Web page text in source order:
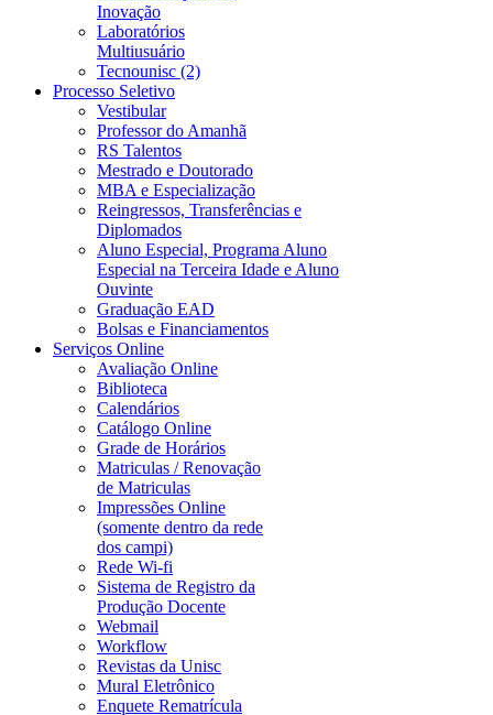
Inovação
Laboratórios
Multiusuário
Tecnounisc (2)
Processo Seletivo
Vestibular
Professor do Amanhã
RS Talentos
Mestrado e Doutorado
MBA e Especialização
Reingressos, Transferências e
Diplomados
Aluno Especial, Programa Aluno
Especial na Terceira Idade e Aluno
Ouvinte
Graduação EAD
Bolsas e Financiamentos
Serviços Online
Avaliação Online
Biblioteca
Calendários
Catálogo Online
Grade de Horários
Matriculas / Renovação
de Matriculas
Impressões Online
(somente dentro da rede
dos campi)
Rede Wi-fi
Sistema de Registro da
Produção Docente
Webmail
Workflow
Revistas da Unisc
Mural Eletrônico
Enquete Rematrícula